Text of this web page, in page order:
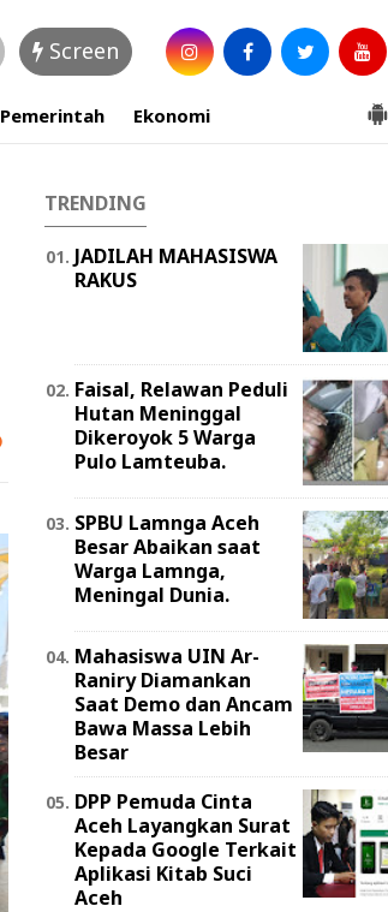
Screen
Pemerintah Ekonomi
TRENDING
JADILAH MAHASISWA
RAKUS
Faisal, Relawan Peduli
Hutan Meninggal
Dikeroyok 5 Warga
Pulo Lamteuba.
SPBU Lamnga Aceh
Besar Abaikan saat
Warga Lamnga,
Meningal Dunia.
Mahasiswa UIN Ar-
Raniry Diamankan
Saat Demo dan Ancam
Bawa Massa Lebih
Besar
DPP Pemuda Cinta
Aceh Layangkan Surat
Kepada Google Terkait
Aplikasi Kitab Suci
Aceh